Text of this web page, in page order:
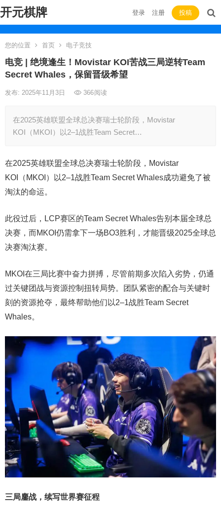
开元棋牌 登录 注册 投稿
您的位置 首页 电子竞技
电竞 | 绝境逢生！Movistar KOI苦战三局逆转Team
Secret Whales，保留晋级希望
发布: 2025年11月3日 366阅读
在2025英雄联盟全球总决赛瑞士轮阶段，Movistar
KOI（MKOI）以2–1战胜Team Secret…
在2025英雄联盟全球总决赛瑞士轮阶段，Movistar
KOI（MKOI）以2–1战胜Team Secret Whales成功避免了被
淘汰的命运。
此役过后，LCP赛区的Team Secret Whales告别本届全球总
决赛，而MKOI仍需拿下一场BO3胜利，才能晋级2025全球总
决赛淘汰赛。
MKOI在三局比赛中奋力拼搏，尽管前期多次陷入劣势，仍通
过关键团战与资源控制扭转局势。团队紧密的配合与关键时
刻的资源抢夺，最终帮助他们以2–1战胜Team Secret
Whales。
三局鏖战，续写世界赛征程